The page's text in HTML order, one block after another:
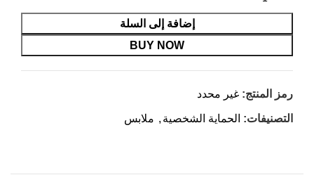
إضافة إلى السلة
BUY NOW
رمز المنتج: غير محدد
التصنيفات: الحماية الشخصية , ملابس